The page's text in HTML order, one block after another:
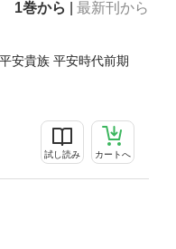
1巻から 最新刊から
安貴族 平安時代前期
試し読み カートへ